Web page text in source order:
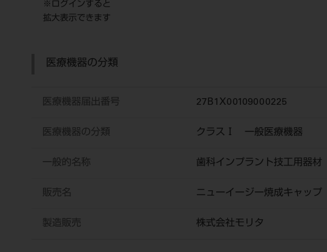
※ログインすると
拡大表示できます
医療機器の分類
医療機器届出番号 27B1X00109000225
医療機器の分類 クラスⅠ 一般医療機器
一般的名称 歯科インプラント技工用器材
販売名 ニューイージー焼成キャップ
製造販売 株式会社モリタ